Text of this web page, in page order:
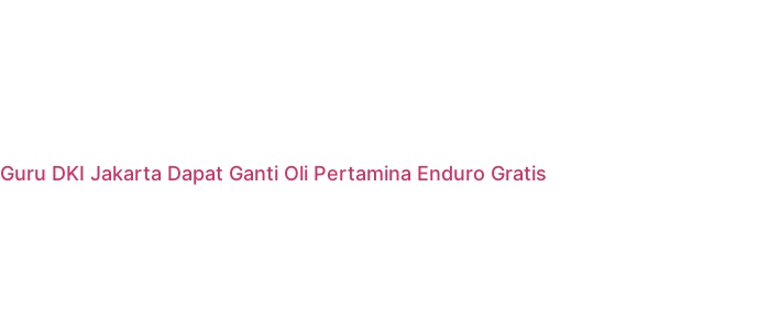
DKI Jakarta Dapat Ganti Oli Pertamina Enduro Gratis